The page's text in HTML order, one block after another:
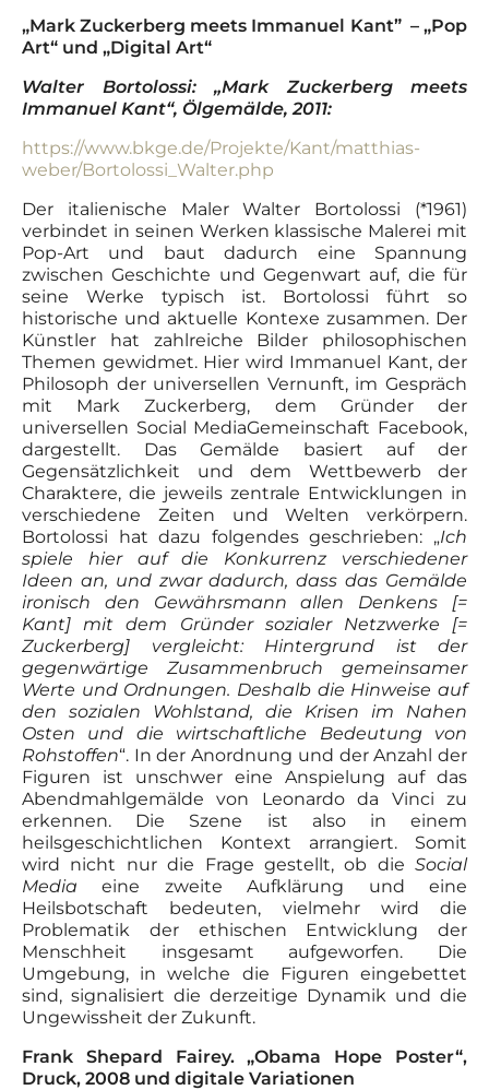
„Mark Zuckerberg meets Immanuel Kant” – „Pop
Art“ und „Digital Art“
Walter Bortolossi: „Mark Zuckerberg meets
Immanuel Kant“, Ölgemälde, 2011:
https://www.bkge.de/Projekte/Kant/matthias-
weber/Bortolossi_Walter.php
Der italienische Maler Walter Bortolossi (*1961)
verbindet in seinen Werken klassische Malerei mit
Pop-Art und baut dadurch eine Spannung
zwischen Geschichte und Gegenwart auf, die für
seine Werke typisch ist. Bortolossi führt so
historische und aktuelle Kontexe zusammen. Der
Künstler hat zahlreiche Bilder philosophischen
Themen gewidmet. Hier wird Immanuel Kant, der
Philosoph der universellen Vernunft, im Gespräch
mit Mark Zuckerberg, dem Gründer der
universellen Social MediaGemeinschaft Facebook,
dargestellt. Das Gemälde basiert auf der
Gegensätzlichkeit und dem Wettbewerb der
Charaktere, die jeweils zentrale Entwicklungen in
verschiedene Zeiten und Welten verkörpern.
Bortolossi hat dazu folgendes geschrieben: „Ich
spiele hier auf die Konkurrenz verschiedener
Ideen an, und zwar dadurch, dass das Gemälde
ironisch den Gewährsmann allen Denkens [=
Kant] mit dem Gründer sozialer Netzwerke [=
Zuckerberg] vergleicht: Hintergrund ist der
gegenwärtige Zusammenbruch gemeinsamer
Werte und Ordnungen. Deshalb die Hinweise auf
den sozialen Wohlstand, die Krisen im Nahen
Osten und die wirtschaftliche Bedeutung von
Rohstoffen“. In der Anordnung und der Anzahl der
Figuren ist unschwer eine Anspielung auf das
Abendmahlgemälde von Leonardo da Vinci zu
erkennen. Die Szene ist also in einem
heilsgeschichtlichen Kontext arrangiert. Somit
wird nicht nur die Frage gestellt, ob die Social
Media eine zweite Aufklärung und eine
Heilsbotschaft bedeuten, vielmehr wird die
Problematik der ethischen Entwicklung der
Menschheit insgesamt aufgeworfen. Die
Umgebung, in welche die Figuren eingebettet
sind, signalisiert die derzeitige Dynamik und die
Ungewissheit der Zukunft.
Frank Shepard Fairey. „Obama Hope Poster“,
Druck, 2008 und digitale Variationen